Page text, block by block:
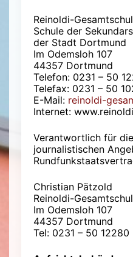
Reinoldi-
Schule der
der Stadt Dortmund
Im Odemsloh 107
44357 Dortmund
Telefon: 0231 – 50
Telefax: 0231 – 50
E-Mail: reinoldi-
Internet:
Verantwortlich für
journalistischen
Christian Pätzold
Reinoldi-
Im Odemsloh 107
44357 Dortmund
Tel: 0231 – 50 12280